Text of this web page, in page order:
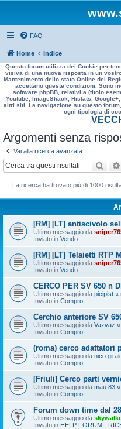
FAQ
Home Indice
Questo forum utilizza dei Cookie per
visiva di una nuova risposta in un
Mantenimento dello stato Online del
accettano queste condizioni. Sono
software phpBB, relativi a (titolo
Youtube, ImageShack, Histats,
altri siti. La navigazione su questo
ogni tipologia di
Argomenti senza
Vai alla ricerca avanzata
Cerca
La ricerca ha trovato più di 1000
[RM] [LT] antiscivolo
Ultimo messaggio da
Inviato in Vendo
[RM] [LT] Telaietti RTP
Ultimo messaggio da
Inviato in Vendo
CERCO PER SV 650 n
Ultimo messaggio da picipist «
Inviato in Compro
Cerchio anteriore SV
Ultimo messaggio da Vazvaz «
Inviato in Compro
(roma) cerco adattatori
Ultimo messaggio da nico
Inviato in Compro
[Friuli] Cerco parti
Ultimo messaggio da mau.83 «
Inviato in Compro
Forum down time dal
Ultimo messaggio da
Inviato in HELP FORUM -